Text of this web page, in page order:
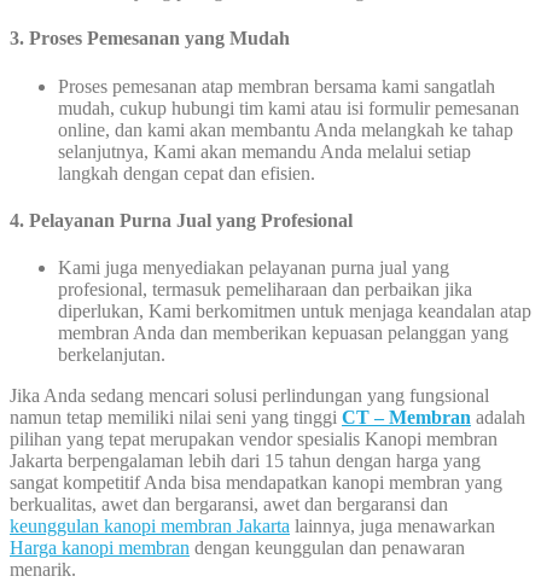
3. Proses Pemesanan yang Mudah
Proses pemesanan atap membran bersama kami sangatlah
mudah, cukup hubungi tim kami atau isi formulir pemesanan
online, dan kami akan membantu Anda melangkah ke tahap
selanjutnya, Kami akan memandu Anda melalui setiap
langkah dengan cepat dan efisien.
4. Pelayanan Purna Jual yang Profesional
Kami juga menyediakan pelayanan purna jual yang
profesional, termasuk pemeliharaan dan perbaikan jika
diperlukan, Kami berkomitmen untuk menjaga keandalan atap
membran Anda dan memberikan kepuasan pelanggan yang
berkelanjutan.
Jika Anda sedang mencari solusi perlindungan yang fungsional
namun tetap memiliki nilai seni yang tinggi CT – Membran adalah
pilihan yang tepat merupakan vendor spesialis Kanopi membran
Jakarta berpengalaman lebih dari 15 tahun dengan harga yang
sangat kompetitif Anda bisa mendapatkan kanopi membran yang
berkualitas, awet dan bergaransi, awet dan bergaransi dan
keunggulan kanopi membran Jakarta lainnya, juga menawarkan
Harga kanopi membran dengan keunggulan dan penawaran
menarik.